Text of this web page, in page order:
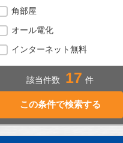
角部屋
オール電化
インターネット無料
該当件数 17 件